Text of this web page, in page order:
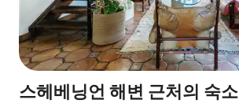
스헤베닝언 해변 근처의 숙소